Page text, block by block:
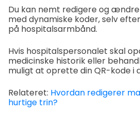
Du kan nemt redigere og
med dynamiske koder, selv
på hospitalsarmbånd.
Hvis hospitalspersonalet skal
medicinske historik eller
muligt at oprette din QR-kode i
Relateret: Hvordan redigerer
hurtige trin?